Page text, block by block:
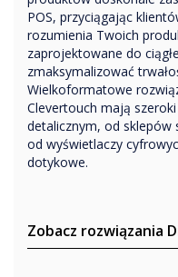
POS, przyciągając
rozumienia Twoich
zaprojektowane do
zmaksymalizować
Wielkoformatowe
Clevertouch mają
detalicznym, od sklepów
od wyświetlaczy
dotykowe.
Zobacz rozwiązania